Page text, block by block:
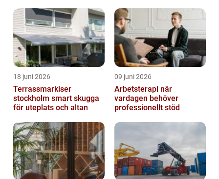
18 juni 2026
Terrassmarkiser
stockholm smart skugga
för uteplats och altan
09 juni 2026
Arbetsterapi när
vardagen behöver
professionellt stöd